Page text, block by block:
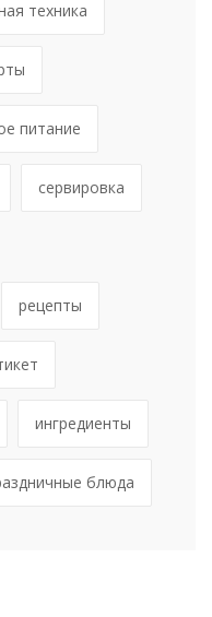
техника
питание
сервировка
рецепты
ингредиенты
блюда